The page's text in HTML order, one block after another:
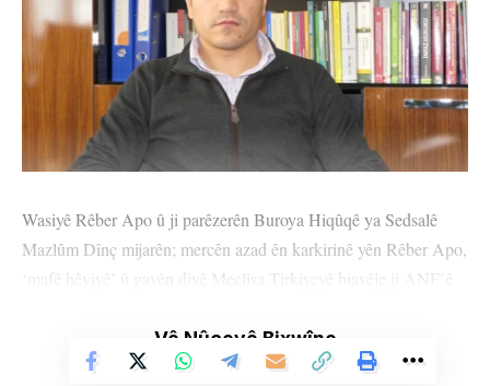
Wasiyê Rêber Apo û ji parêzerên Buroya Hiqûqê ya Sedsalê
Mazlûm Dînç mijarên; mercên azad ên karkirinê yên Rêber Apo,
‘mafê hêviyê’ û gavên divê Meclîsa Tirkiyeyê biavêje ji ANF’ê
Mazlûm Dînç anî ziman ku Rêber Apo di çareseriya pirsgirêka
Vê Nûçeyê Bixwîne